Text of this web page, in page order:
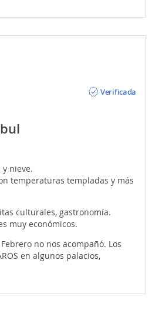
Verificada
nieve.
temperaturas templadas y más
culturales, gastronomía.
muy económicos.
no nos acompañó. Los
en algunos palacios,